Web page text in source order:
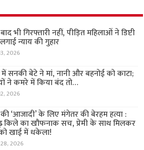
भी गिरफ्तारी नहीं, पीड़ित महिलाओं ने डिप्टी
न्याय की गुहार
2026
सनकी बेटे ने मां, नानी और बहनोई को काटा;
ने कमरे में किया बंद तो…
2026
‘आजादी’ के लिए मंगेतर की बेरहम हत्या :
किले का खौफनाक सच, प्रेमी के साथ मिलकर
खाई में धकेला!
2026